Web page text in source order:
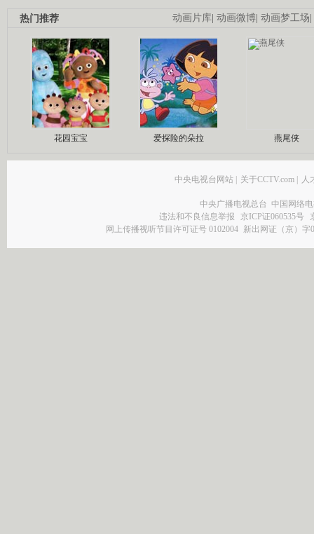
动画片库| 动画微博| 动画梦工场|
热门推荐
花园宝宝 爱探险的朵拉 燕尾侠
中央电视台网站 | 关于CCTV.com | 人
中央广播电视总台 中国网络
违法和不良信息举报
京ICP证060535号
网上传播视听节目许可证号 0102004 新出网证（京）